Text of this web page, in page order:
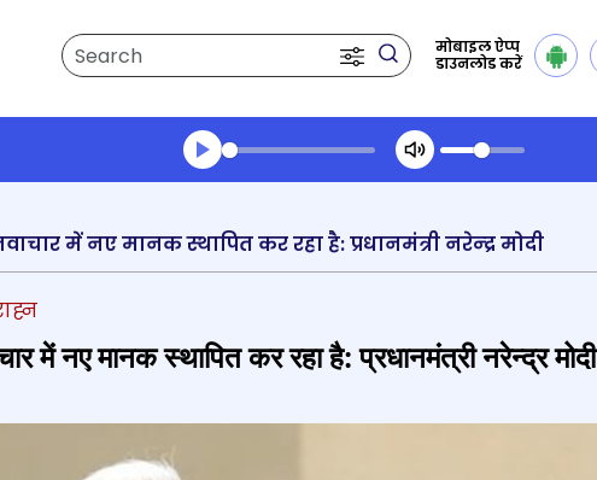
Search
मोबाइल ऐप्प
डाउनलोड करें
Transcript summary
में नए मानक स्थापित कर रहा है: प्रधानमंत्री नरेन्‍द्र मोदी
में नए मानक स्थापित कर रहा है: प्रधानमंत्री नरेन्‍द्र मोदी